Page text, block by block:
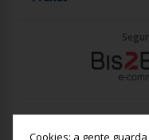
Cookies: a gente
João José